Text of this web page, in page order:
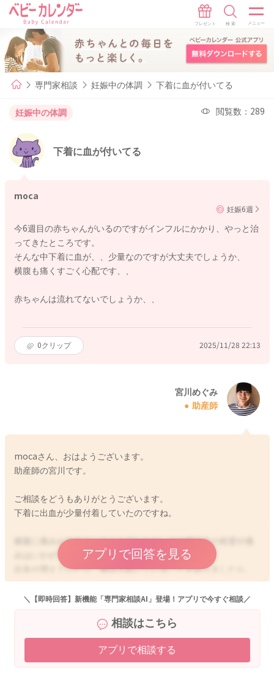
専門家相談 妊娠中の体調 下着に血が付いてる
妊娠中の体調 閲覧数：289
下着に血が付いてる
moca
妊娠6週
今6週目の赤ちゃんがいるのですがインフルにかかり、やっと治
ってきたところです。
そんな中下着に血が、、少量なのですが大丈夫でしょうか、
横腹も痛くすごく心配です、、
赤ちゃんは流れてないでしょうか、、
0クリップ 2025/11/28 22:13
宮川めぐみ
助産師
mocaさん、おはようございます。
助産師の宮川です。
ご相談をどうもありがとうございます。
下着に出血が少量付着していたのですね。
横腹に痛みがあるということでしたが、その後出血の程度や痛
みはいかがでしょうか？
出血が増えていたり、痛みも続いていることがありましたら、
受診をなさってみて下さい。
どうぞよろしくお願いします。
アプリで回答を見る
＼【即時回答】新機能「専門家相談AI」登場！アプリで今すぐ相談／
相談はこちら
アプリで相談する